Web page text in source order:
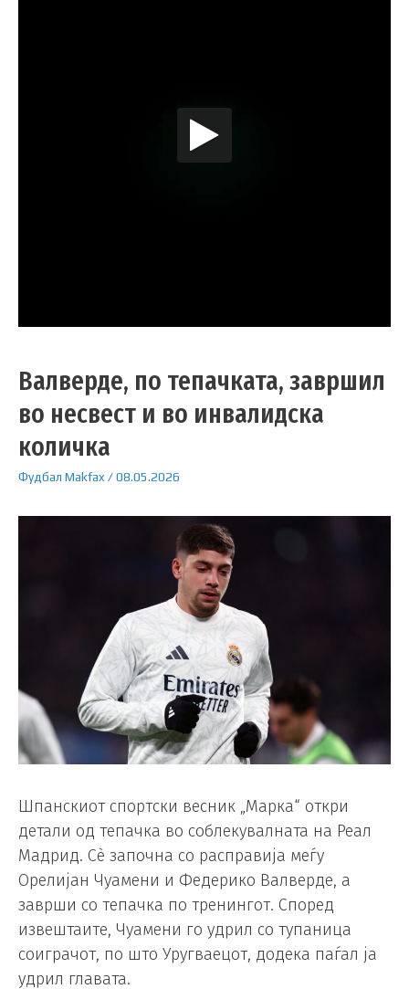
Валверде, по тепачката, завршил
во несвест и во инвалидска
количка
Фудбал Makfax/08.05.2026
Шпанскиот спортски весник „Марка“ откри
детали од тепачка во соблекувалната на Реал
Мадрид. Сè започна со расправија меѓу
Орелијан Чуамени и Федерико Валверде, а
заврши со тепачка по тренингот. Според
извештаите, Чуамени го удрил со тупаница
соиграчот, по што Уругваецот, додека паѓал ја
удрил главата.